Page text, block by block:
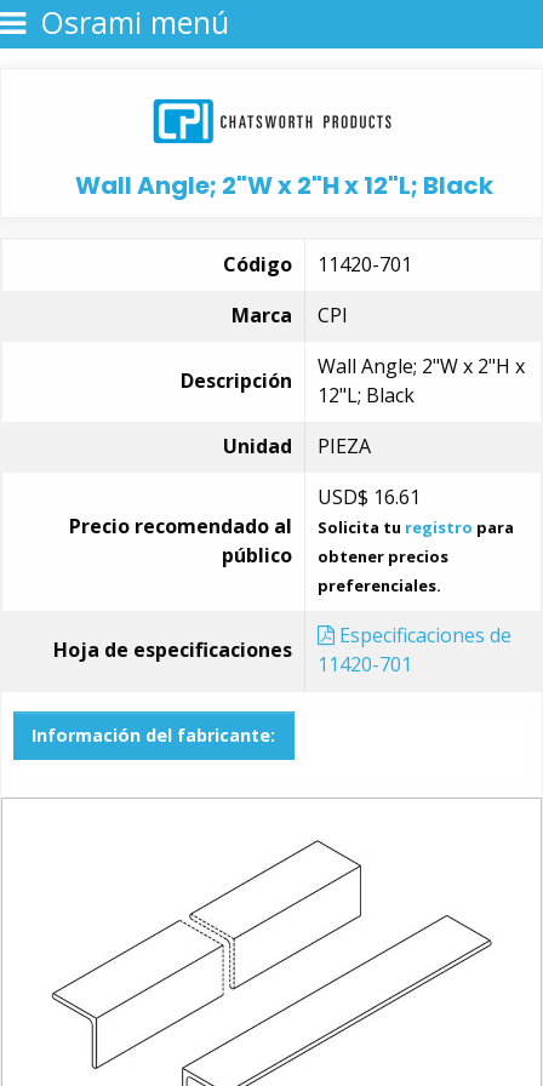
Osrami menú
Wall Angle; 2"W x 2"H x 12"L; Black
Código
11420-701
Marca
CPI
Descripción
Wall Angle; 2"W x 2"H x
12"L; Black
Unidad
PIEZA
Precio recomendado al
público
USD$ 16.61
Solicita tu registro para
obtener precios
preferenciales.
Hoja de especificaciones
Especificaciones de
11420-701
Información del fabricante: